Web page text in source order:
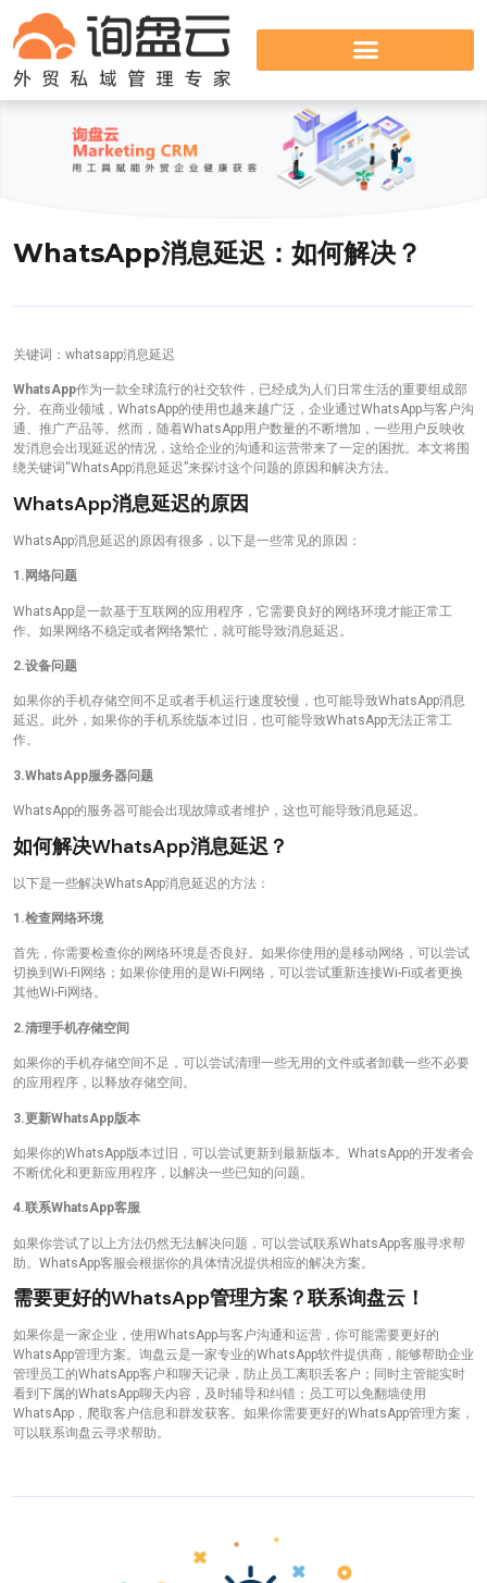
WhatsApp消息延迟：如何解决？
关键词：whatsapp消息延迟
WhatsApp作为一款全球流行的社交软件，已经成为人们日常生活的重要组成部
分。在商业领域，WhatsApp的使用也越来越广泛，企业通过WhatsApp与客户沟
通、推广产品等。然而，随着WhatsApp用户数量的不断增加，一些用户反映收
发消息会出现延迟的情况，这给企业的沟通和运营带来了一定的困扰。本文将围
绕关键词“WhatsApp消息延迟”来探讨这个问题的原因和解决方法。
WhatsApp消息延迟的原因
WhatsApp消息延迟的原因有很多，以下是一些常见的原因：
1.网络问题
WhatsApp是一款基于互联网的应用程序，它需要良好的网络环境才能正常工
作。如果网络不稳定或者网络繁忙，就可能导致消息延迟。
2.设备问题
如果你的手机存储空间不足或者手机运行速度较慢，也可能导致WhatsApp消息
延迟。此外，如果你的手机系统版本过旧，也可能导致WhatsApp无法正常工
作。
3.WhatsApp服务器问题
WhatsApp的服务器可能会出现故障或者维护，这也可能导致消息延迟。
如何解决WhatsApp消息延迟？
以下是一些解决WhatsApp消息延迟的方法：
1.检查网络环境
首先，你需要检查你的网络环境是否良好。如果你使用的是移动网络，可以尝试
切换到Wi-Fi网络；如果你使用的是Wi-Fi网络，可以尝试重新连接Wi-Fi或者更换
其他Wi-Fi网络。
2.清理手机存储空间
如果你的手机存储空间不足，可以尝试清理一些无用的文件或者卸载一些不必要
的应用程序，以释放存储空间。
3.更新WhatsApp版本
如果你的WhatsApp版本过旧，可以尝试更新到最新版本。WhatsApp的开发者会
不断优化和更新应用程序，以解决一些已知的问题。
4.联系WhatsApp客服
如果你尝试了以上方法仍然无法解决问题，可以尝试联系WhatsApp客服寻求帮
助。WhatsApp客服会根据你的具体情况提供相应的解决方案。
需要更好的WhatsApp管理方案？联系询盘云！
如果你是一家企业，使用WhatsApp与客户沟通和运营，你可能需要更好的
WhatsApp管理方案。询盘云是一家专业的WhatsApp软件提供商，能够帮助企业
管理员工的WhatsApp客户和聊天记录，防止员工离职丢客户；同时主管能实时
看到下属的WhatsApp聊天内容，及时辅导和纠错；员工可以免翻墙使用
WhatsApp，爬取客户信息和群发获客。如果你需要更好的WhatsApp管理方案，
可以联系询盘云寻求帮助。